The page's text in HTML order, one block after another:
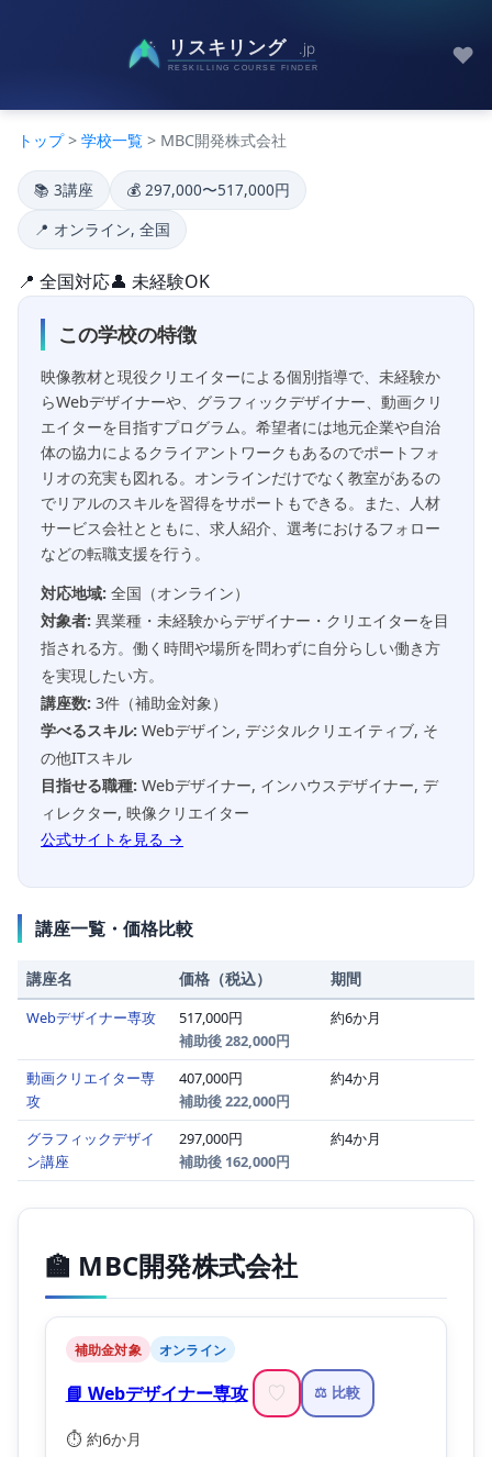
♥
トップ> 学校一覧 > MBC開発株式会社
📚 3講座
💰 297,000〜517,000円
📍 オンライン, 全国
📍 全国対応👤 未経験OK
この学校の特徴
映像教材と現役クリエイターによる個別指導で、未経験か
らWebデザイナーや、グラフィックデザイナー、動画クリ
エイターを目指すプログラム。希望者には地元企業や自治
体の協力によるクライアントワークもあるのでポートフォ
リオの充実も図れる。オンラインだけでなく教室があるの
でリアルのスキルを習得をサポートもできる。また、人材
サービス会社とともに、求人紹介、選考におけるフォロー
などの転職支援を行う。
対応地域: 全国（オンライン）
対象者: 異業種・未経験からデザイナー・クリエイターを目
指される方。働く時間や場所を問わずに自分らしい働き方
を実現したい方。
講座数: 3件（補助金対象）
学べるスキル: Webデザイン, デジタルクリエイティブ, そ
の他ITスキル
目指せる職種: Webデザイナー, インハウスデザイナー, デ
ィレクター, 映像クリエイター
公式サイトを見る →
講座一覧・価格比較
講座名 価格（税込） 期間
Webデザイナー専攻
517,000円
補助後 282,000円
約6か月
動画クリエイター専
攻
407,000円
補助後 222,000円
約4か月
グラフィックデザイ
ン講座
297,000円
補助後 162,000円
約4か月
🏫 MBC開発株式会社
補助金対象 オンライン
📘 Webデザイナー専攻 ♡ ⚖️ 比較
⏱️ 約6か月